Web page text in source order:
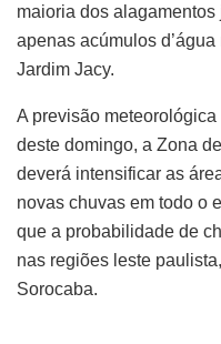
maioria dos
apenas acúmulos
Jardim Jacy.
A previsão
deste domingo, a Zona
deverá intensificar as
novas chuvas em todo o
que a probabilidade de
nas regiões leste
Sorocaba.